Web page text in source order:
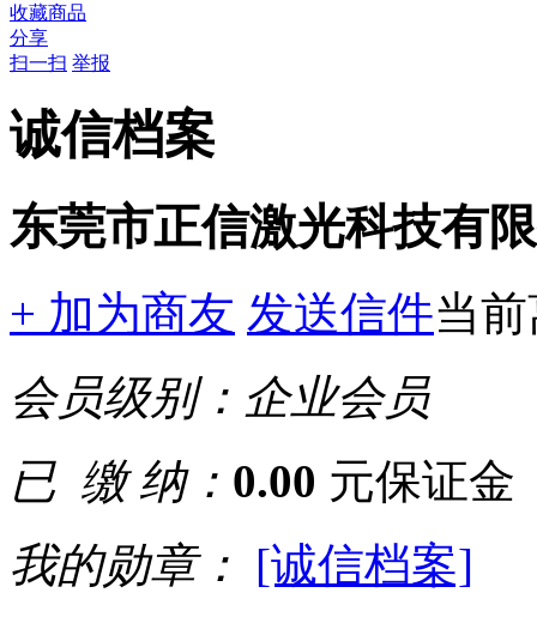
收藏商品
分享
扫一扫 举报
诚信档案
东莞市正信激光科技有
+ 加为商友 发送信件当
会员级别： 企业会员
已 缴 纳： 0.00 元保证金
我的勋章： [诚信档案]